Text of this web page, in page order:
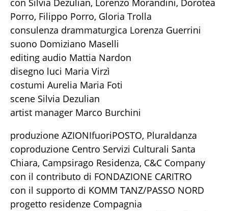
con Silvia Dezulian, Lorenzo Morandini, Dorotea
Porro, Filippo Porro, Gloria Trolla
consulenza drammaturgica Lorenza Guerrini
suono Domiziano Maselli
editing audio Mattia Nardon
disegno luci Maria Virzì
costumi Aurelia Maria Foti
scene Silvia Dezulian
artist manager Marco Burchini
produzione AZIONIfuoriPOSTO, Pluraldanza
coproduzione Centro Servizi Culturali Santa
Chiara, Campsirago Residenza, C&C Company
con il contributo di FONDAZIONE CARITRO
con il supporto di KOMM TANZ/PASSO NORD
progetto residenze Compagnia